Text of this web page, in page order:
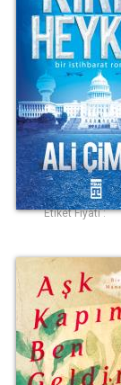
Kırık Heykel
Ali Çimen
Etiket Fiyatı :